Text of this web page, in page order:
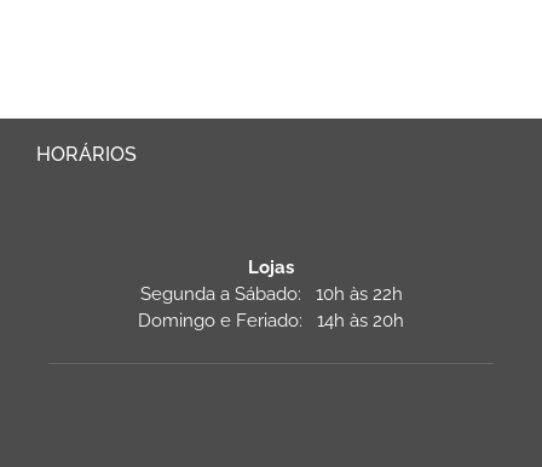
HORÁRIOS
Lojas
Segunda a Sábado: 10h às 22h
Domingo e Feriado: 14h às 20h